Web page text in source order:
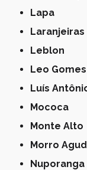
Lapa
Laranjeiras
Leblon
Leo
Luís
Mococa
Monte Alto
Morro
Nuporanga